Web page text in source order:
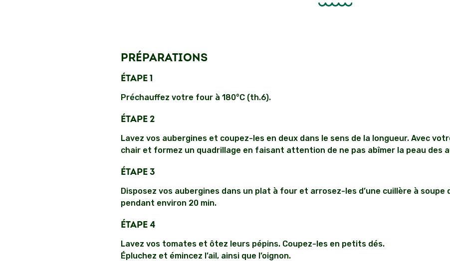
PRÉPARATIONS
ÉTAPE 1
Préchauffez votre four à 180°C (th.6).
ÉTAPE 2
Lavez vos aubergines et coupez-les en deux dans le sens de la longueur. Avec
chair et formez un quadrillage en faisant attention de ne pas abîmer la peau des
ÉTAPE 3
Disposez vos aubergines dans un plat à four et arrosez-les d’une cuillère à soupe
pendant environ 20 min.
ÉTAPE 4
Lavez vos tomates et ôtez leurs pépins. Coupez-les en petits dés.
Épluchez et émincez l’ail, ainsi que l’oignon.